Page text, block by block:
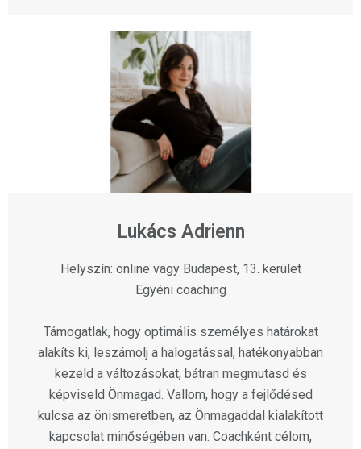
Lukács Adrienn
Helyszín: online vagy Budapest, 13. kerület
Egyéni coaching
Támogatlak, hogy optimális személyes határokat
alakíts ki, leszámolj a halogatással, hatékonyabban
kezeld a változásokat, bátran megmutasd és
képviseld Önmagad. Vallom, hogy a fejlődésed
kulcsa az önismeretben, az Önmagaddal kialakított
kapcsolat minőségében van. Coachként célom,